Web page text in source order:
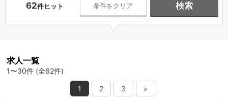
62件ヒット 条件をクリア 検索
求人一覧
1〜30件 (全62件)
1 2 3 »